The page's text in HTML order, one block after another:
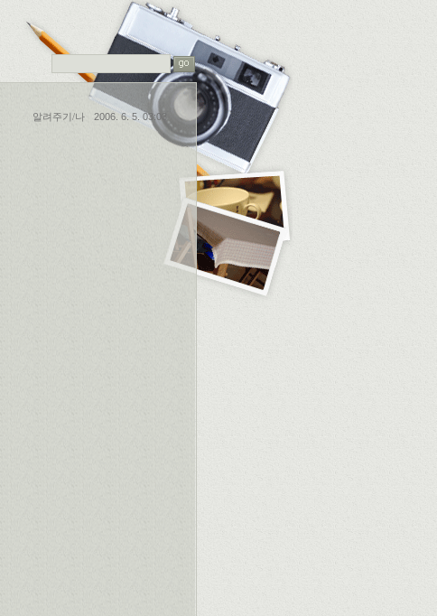
알려주기/나 2006. 6. 5. 03:03